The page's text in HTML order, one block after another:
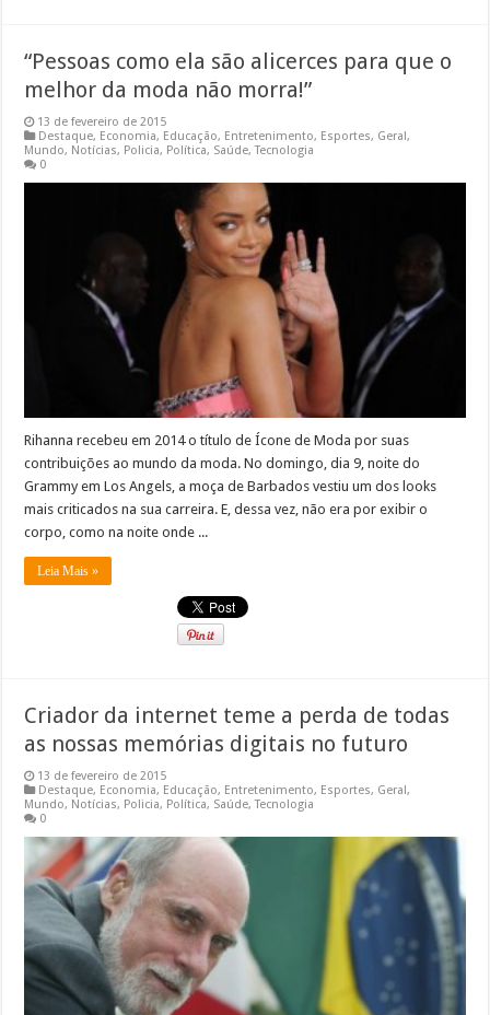
“Pessoas como ela são alicerces para que o
melhor da moda não morra!”
13 de fevereiro de 2015
Destaque, Economia, Educação, Entretenimento, Esportes, Geral,
Mundo, Notícias, Policia, Política, Saúde,Tecnologia
0
Rihanna recebeu em 2014 o título de Ícone de Moda por suas
contribuições ao mundo da moda. No domingo, dia 9, noite do
Grammy em Los Angels, a moça de Barbados vestiu um dos looks
mais criticados na sua carreira. E, dessa vez, não era por exibir o
corpo, como na noite onde ...
Leia Mais »
Criador da internet teme a perda de todas
as nossas memórias digitais no futuro
13 de fevereiro de 2015
Destaque, Economia, Educação, Entretenimento, Esportes, Geral,
Mundo, Notícias, Policia, Política, Saúde,Tecnologia
0